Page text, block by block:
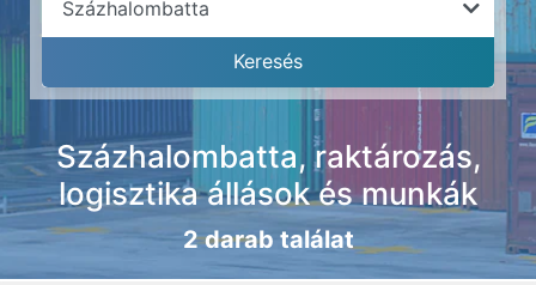
Százhalombatta, raktározás,
logisztika állások és munkák
2 darab találat